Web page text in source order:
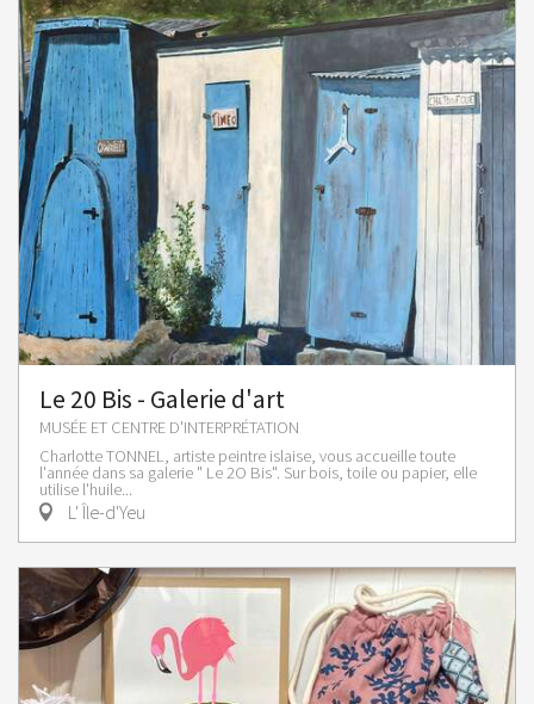
Le 20 Bis - Galerie d'art
MUSÉE ET CENTRE D'INTERPRÉTATION
Charlotte TONNEL, artiste peintre islaise, vous accueille toute
l'année dans sa galerie " Le 2O Bis". Sur bois, toile ou papier, elle
utilise l'huile...
L' Île-d'Yeu